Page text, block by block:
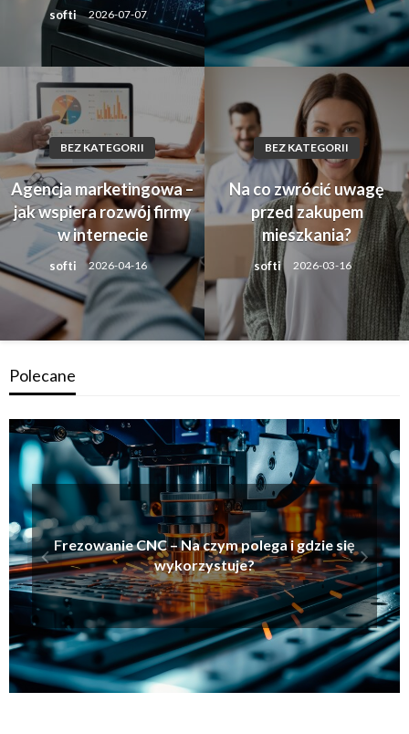
softi 2026-07-07
BEZ KATEGORII
Agencja marketingowa –
jak wspiera rozwój firmy
w internecie
softi 2026-04-16
BEZ KATEGORII
Na co zwrócić uwagę
przed zakupem
mieszkania?
softi 2026-03-16
Polecane
Frezowanie CNC – Na czym polega i gdzie się
wykorzystuje?